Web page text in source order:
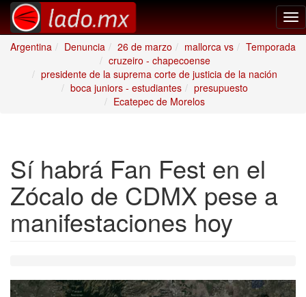
Argentina
Denuncia 26 de marzo mallorca vs
Temporada
cruzeiro - chapecoense
presidente de la suprema corte de justicia de la nación
boca juniors - estudiantes
presupuesto
Ecatepec de Morelos
Sí habrá Fan Fest en el
Zócalo de CDMX pese a
manifestaciones hoy